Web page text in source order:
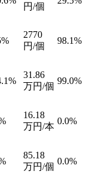
円/個
2770
円/個
98.1%
31.86
万円/個
99.0%
16.18
万円/本
0.0%
85.18
万円/個
0.0%